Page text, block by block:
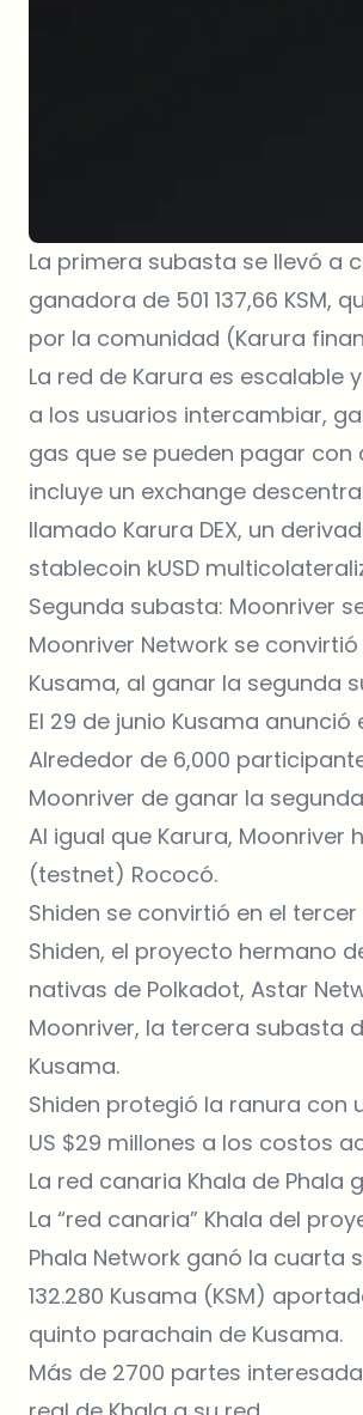
La primera subasta se llevó a
ganadora de 501 137,66
por la comunidad (Karura
La red de Karura es escalable
a los usuarios intercambiar,
gas que se pueden pagar
incluye un exchange
llamado Karura DEX, un
stablecoin kUSD
Segunda subasta: Moonriver
Moonriver Network se
Kusama, al ganar la segunda
El 29 de junio Kusama
Alrededor de 6,000
Moonriver de ganar la
Al igual que Karura,
(testnet) Rococó.
Shiden se convirtió en el
Shiden, el proyecto hermano
nativas de Polkadot, Astar
Moonriver, la tercera subasta
Kusama.
Shiden protegió la ranura con
US $29 millones a los costos
La red canaria Khala de
La “red canaria” Khala del
Phala Network ganó la cuarta
132.280 Kusama (KSM)
quinto parachain de Kusama.
Más de 2700 partes